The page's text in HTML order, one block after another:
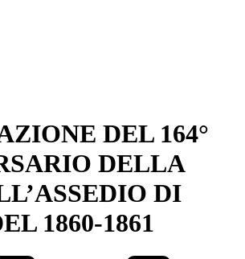
DEL 164°
DELLA
DI
1860-1861